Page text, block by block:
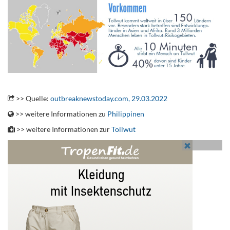
>> Quelle: outbreaknewstoday.com, 29.03.2022
>> weitere Informationen zu Philippinen
>> weitere Informationen zurTollwut